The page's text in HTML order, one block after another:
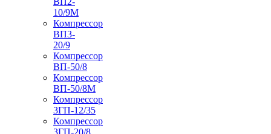
10/9М
Компрессор
ВП3-
20/9
Компрессор
ВП-50/8
Компрессор
ВП-50/8М
Компрессор
3ГП-12/35
Компрессор
3ГП-20/8